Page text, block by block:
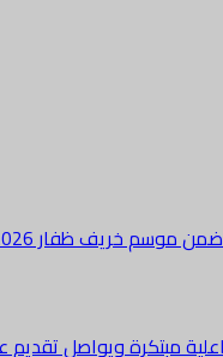
موسم خريف ظفار 2026
مبتكرة ويواصل